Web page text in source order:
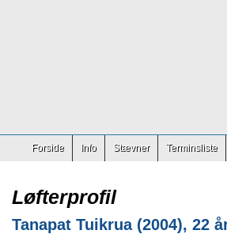
Forside Info Stævner Terminsliste
Løfterprofil
Tanapat Tuikrua (2004), 22